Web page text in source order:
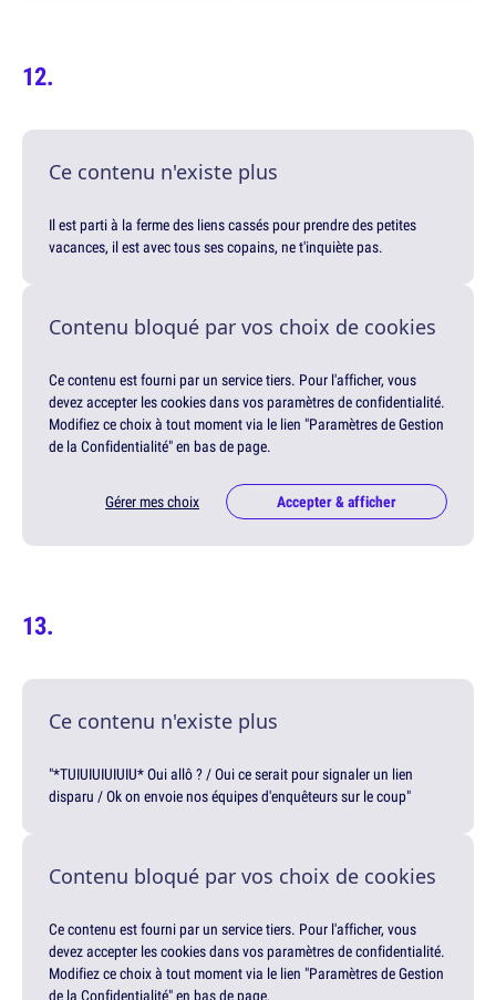
Ce contenu n'existe plus
Il est parti à la ferme des liens cassés pour prendre des petites
vacances, il est avec tous ses copains, ne t'inquiète pas.
Contenu bloqué par vos choix de cookies
Ce contenu est fourni par un service tiers. Pour l'afficher, vous
devez accepter les cookies dans vos paramètres de confidentialité.
Modifiez ce choix à tout moment via le lien "Paramètres de Gestion
de la Confidentialité" en bas de page.
Gérer mes choix Accepter & afficher
Ce contenu n'existe plus
"*TUIUIUIUIUIU* Oui allô ? / Oui ce serait pour signaler un lien
disparu / Ok on envoie nos équipes d'enquêteurs sur le coup"
Contenu bloqué par vos choix de cookies
Ce contenu est fourni par un service tiers. Pour l'afficher, vous
devez accepter les cookies dans vos paramètres de confidentialité.
Modifiez ce choix à tout moment via le lien "Paramètres de Gestion
de la Confidentialité" en bas de page.